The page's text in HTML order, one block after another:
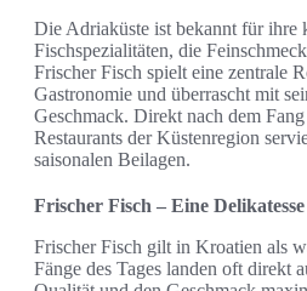
Die Adriaküste ist bekannt für ihre
Fischspezialitäten, die
Frischer Fisch spielt eine zentrale
Gastronomie und überrascht mit
Geschmack. Direkt nach dem
Restaurants der Küstenregion
saisonalen Beilagen.
Frischer Fisch – Eine Delikatesse
Frischer Fisch gilt in Kroatien als
Fänge des Tages landen oft direkt